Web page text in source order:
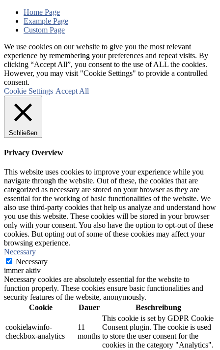
Home Page
Example Page
Custom Page
We use cookies on our website to give you the most relevant
experience by remembering your preferences and repeat visits. By
clicking “Accept All”, you consent to the use of ALL the cookies.
However, you may visit "Cookie Settings" to provide a controlled
consent.
Cookie Settings Accept All
Schließen
Privacy Overview
This website uses cookies to improve your experience while you
navigate through the website. Out of these, the cookies that are
categorized as necessary are stored on your browser as they are
essential for the working of basic functionalities of the website. We
also use third-party cookies that help us analyze and understand how
you use this website. These cookies will be stored in your browser
only with your consent. You also have the option to opt-out of these
cookies. But opting out of some of these cookies may affect your
browsing experience.
Necessary
Necessary
immer aktiv
Necessary cookies are absolutely essential for the website to
function properly. These cookies ensure basic functionalities and
security features of the website, anonymously.
Cookie
Dauer Beschreibung
cookielawinfo-
checkbox-analytics
11
months
This cookie is set by GDPR Cookie
Consent plugin. The cookie is used
to store the user consent for the
cookies in the category "Analytics".